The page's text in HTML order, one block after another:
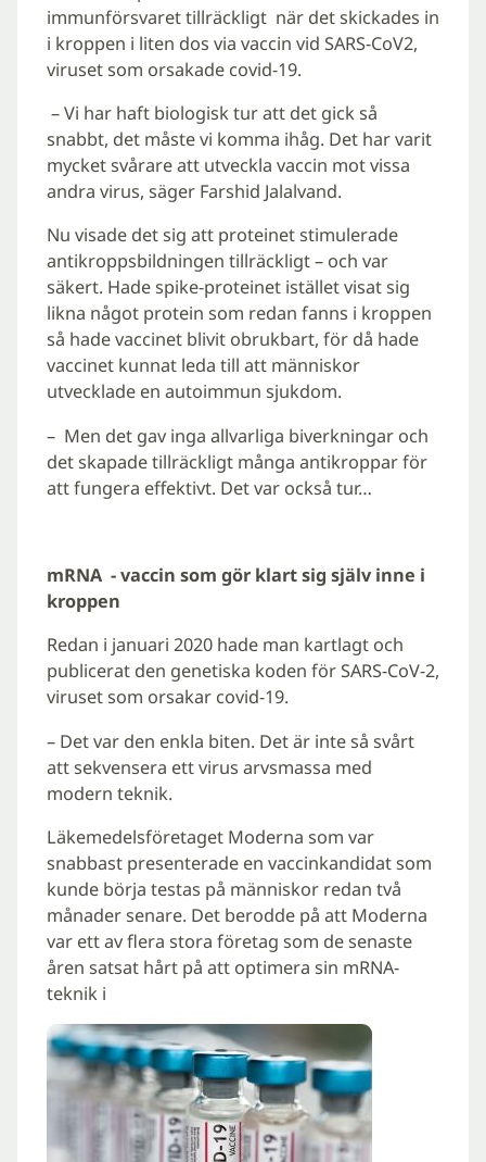
immunförsvaret tillräckligt när det skickades in
i kroppen i liten dos via vaccin vid SARS-CoV2,
viruset som orsakade covid-19.
­­ – Vi har haft biologisk tur att det gick så
snabbt, det måste vi komma ihåg. Det har varit
mycket svårare att utveckla vaccin mot vissa
andra virus, säger Farshid Jalalvand.
Nu visade det sig att proteinet stimulerade
antikroppsbildningen tillräckligt – och var
säkert. Hade spike-proteinet istället visat sig
likna något protein som redan fanns i kroppen
så hade vaccinet blivit obrukbart, för då hade
vaccinet kunnat leda till att människor
utvecklade en autoimmun sjukdom.
– ­Men det gav inga allvarliga biverkningar och
det skapade tillräckligt många antikroppar för
att fungera effektivt. Det var också tur…
mRNA ­- vaccin som gör klart sig själv inne i
kroppen
Redan i januari 2020 hade man kartlagt och
publicerat den genetiska koden för SARS-CoV-2,
viruset som orsakar covid-19.
– Det var den enkla biten. Det är inte så svårt
att sekvensera ett virus arvsmassa med
modern teknik.
­Läkemedelsföretaget Moderna som var
snabbast presenterade en vaccinkandidat som
kunde börja testas på människor redan två
månader senare. Det berodde på att Moderna
var ett av flera stora företag som de senaste
åren satsat hårt på att optimera sin mRNA-
teknik i